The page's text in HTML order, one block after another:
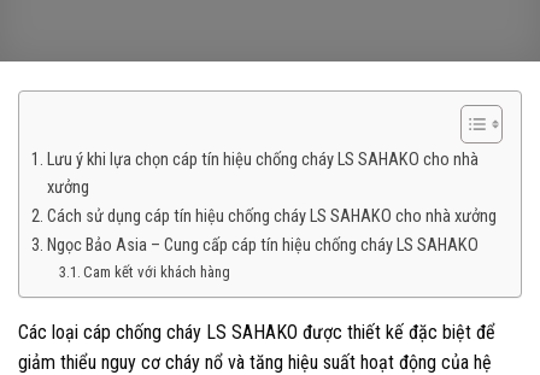
Lưu ý khi lựa chọn cáp tín hiệu chống cháy LS SAHAKO cho nhà
xưởng
Cách sử dụng cáp tín hiệu chống cháy LS SAHAKO cho nhà xưởng
Ngọc Bảo Asia – Cung cấp cáp tín hiệu chống cháy LS SAHAKO
Cam kết với khách hàng
Các loại cáp chống cháy LS SAHAKO được thiết kế đặc biệt để
giảm thiểu nguy cơ cháy nổ và tăng hiệu suất hoạt động của hệ